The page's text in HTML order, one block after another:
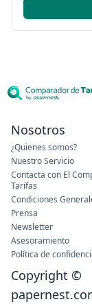
Nosotros
¿Quienes somos?
Nuestro Servicio
Contacta con El
Tarifas
Condiciones
Prensa
Newsletter
Asesoramiento
Política de
Copyright ©